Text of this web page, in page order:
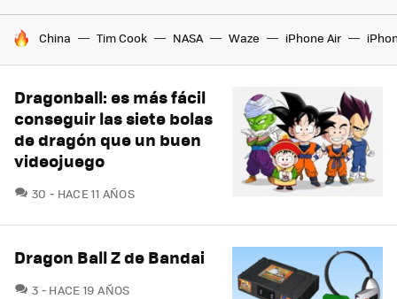
HOY SE HABLA DE
China Tim Cook NASA Waze iPhone Air
Dragonball: es más fácil
conseguir las siete bolas
de dragón que un buen
videojuego
30 COMENTARIOS
HACE 11 AÑOS
Dragon Ball Z de Bandai
3 COMENTARIOS
HACE 19 AÑOS